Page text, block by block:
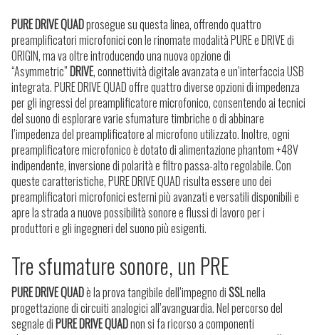
PURE DRIVE QUADprosegue su questa linea, offrendo quattro
preamplificatori microfonici con le rinomate modalità PURE e DRIVE di
ORIGIN, ma va oltre introducendo una nuova opzione di
“Asymmetric”DRIVE, connettività digitale avanzata e un’interfaccia USB
integrata. PURE DRIVE QUAD offre quattro diverse opzioni di impedenza
per gli ingressi del preamplificatore microfonico, consentendo ai tecnici
del suono di esplorare varie sfumature timbriche o di abbinare
l’impedenza del preamplificatore al microfono utilizzato. Inoltre, ogni
preamplificatore microfonico è dotato di alimentazione phantom +48V
indipendente, inversione di polarità e filtro passa-alto regolabile. Con
queste caratteristiche, PURE DRIVE QUAD risulta essere uno dei
preamplificatori microfonici esterni più avanzati e versatili disponibili e
apre la strada a nuove possibilità sonore e flussi di lavoro per i
produttori e gli ingegneri del suono più esigenti.
Tre sfumature sonore, un PRE
PURE DRIVE QUADè la prova tangibile dell’impegno diSSLnella
progettazione di circuiti analogici all’avanguardia. Nel percorso del
segnale diPURE DRIVE QUADnon si fa ricorso a componenti